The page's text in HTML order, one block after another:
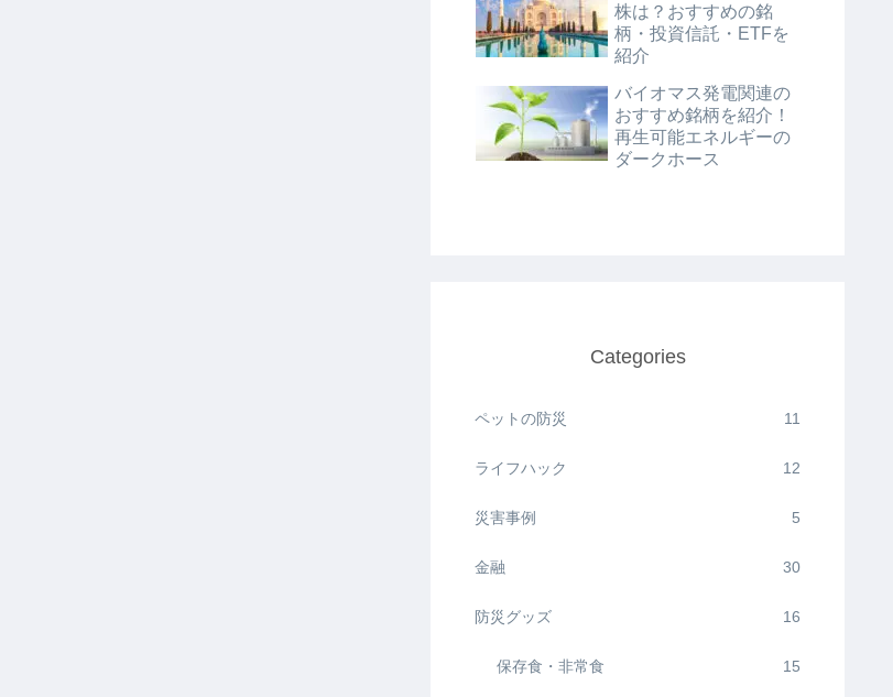
株は？おすすめの銘
柄・投資信託・ETFを
紹介
バイオマス発電関連の
おすすめ銘柄を紹介！
再生可能エネルギーの
ダークホース
Categories
ペットの防災 11
ライフハック 12
災害事例 5
金融 30
防災グッズ 16
保存食・非常食 15